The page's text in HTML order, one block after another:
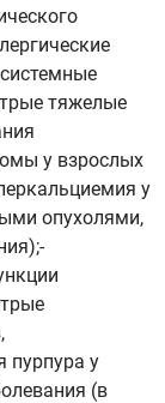
тяжелые
у взрослых
у
опухолями,
пурпура у
(в